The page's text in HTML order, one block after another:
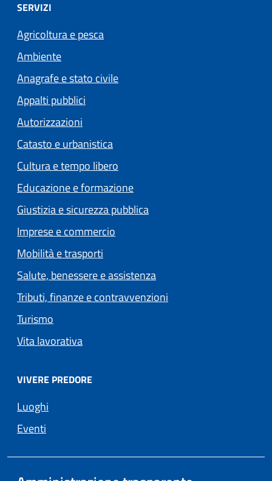
SERVIZI
Agricoltura e pesca
Ambiente
Anagrafe e stato civile
Appalti pubblici
Autorizzazioni
Catasto e urbanistica
Cultura e tempo libero
Educazione e formazione
Giustizia e sicurezza pubblica
Imprese e commercio
Mobilità e trasporti
Salute, benessere e assistenza
Tributi, finanze e contravvenzioni
Turismo
Vita lavorativa
VIVERE PREDORE
Luoghi
Eventi